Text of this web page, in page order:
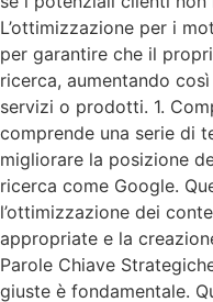
L’ottimizzazione per i
per garantire che il
ricerca, aumentando
servizi o prodotti. 1.
comprende una serie di
migliorare la posizione
ricerca come Google.
l’ottimizzazione dei
appropriate e la
Parole Chiave
giuste è fondamentale.